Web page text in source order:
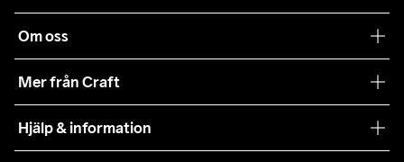
Om oss
Mer från Craft
Teamwear
Hjälp & information